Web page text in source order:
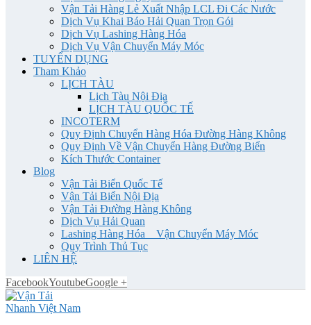
Vận Tải Hàng Lẻ Xuất Nhập LCL Đi Các Nước
Dịch Vụ Khai Báo Hải Quan Trọn Gói
Dịch Vụ Lashing Hàng Hóa
Dịch Vụ Vận Chuyển Máy Móc
TUYỂN DỤNG
Tham Khảo
LỊCH TÀU
Lịch Tàu Nội Địa
LỊCH TÀU QUỐC TẾ
INCOTERM
Quy Định Chuyển Hàng Hóa Đường Hàng Không
Quy Định Về Vận Chuyển Hàng Đường Biển
Kích Thước Container
Blog
Vận Tải Biển Quốc Tế
Vận Tải Biển Nội Địa
Vận Tải Đường Hàng Không
Dịch Vụ Hải Quan
Lashing Hàng Hóa _ Vận Chuyển Máy Móc
Quy Trình Thủ Tục
LIÊN HỆ
FacebookYoutubeGoogle +